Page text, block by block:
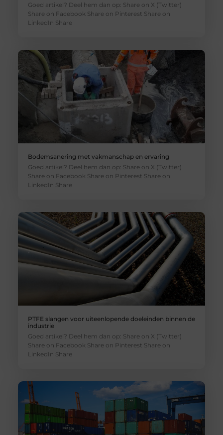
Goed artikel? Deel hem dan op: Share on X (Twitter)
Share on Facebook Share on Pinterest Share on
LinkedIn Share
Bodemsanering met vakmanschap en ervaring
Goed artikel? Deel hem dan op: Share on X (Twitter)
Share on Facebook Share on Pinterest Share on
LinkedIn Share
PTFE slangen voor uiteenlopende doeleinden binnen de
industrie
Goed artikel? Deel hem dan op: Share on X (Twitter)
Share on Facebook Share on Pinterest Share on
LinkedIn Share